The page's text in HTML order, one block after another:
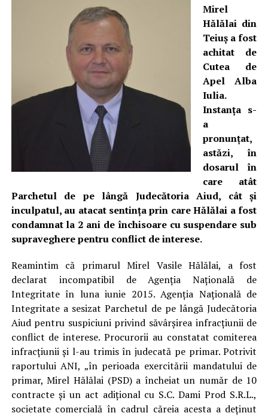
Mirel
Hălălai din
Teiuș a fost
achitat de
Cutea de
Apel Alba
Iulia.
Instanța s-
a
pronunțat,
astăzi, în
dosarul în
care atât
Parchetul de pe lângă Judecătoria Aiud, cât și
inculpatul, au atacat sentința prin care Hălălai a fost
condamnat la 2 ani de închisoare cu suspendare sub
supraveghere pentru conflict de interese.
Reamintim că primarul Mirel Vasile Hălălai, a fost
declarat incompatibil de Agenţia Naţională de
Integritate în luna iunie 2015. Agenţia Naţională de
Integritate a sesizat Parchetul de pe lângă Judecătoria
Aiud pentru suspiciuni privind săvârşirea infracţiunii de
conflict de interese. Procurorii au constatat comiterea
infracţiunii şi l-au trimis în judecată pe primar. Potrivit
raportului ANI, „în perioada exercitării mandatului de
primar, Mirel Hălălai (PSD) a încheiat un număr de 10
contracte şi un act adiţional cu S.C. Dami Prod S.R.L.,
societate comercială în cadrul căreia acesta a deţinut